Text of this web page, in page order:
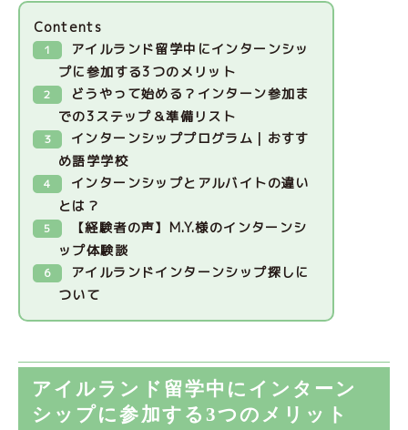
Contents
アイルランド留学中にインターンシッ
プに参加する3つのメリット
どうやって始める？インターン参加ま
での3ステップ＆準備リスト
インターンシッププログラム｜おすす
め語学学校
インターンシップとアルバイトの違い
とは？
【経験者の声】M.Y.様のインターンシ
ップ体験談
アイルランドインターンシップ探しに
ついて
アイルランド留学中にインターン
シップに参加する3つのメリット